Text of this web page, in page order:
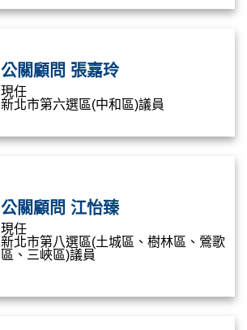
公關顧問 張嘉玲
現任
新北市第六選區(中和區)議員
公關顧問 江怡臻
現任
新北市第八選區(土城區、樹林區、鶯歌
區、三峽區)議員